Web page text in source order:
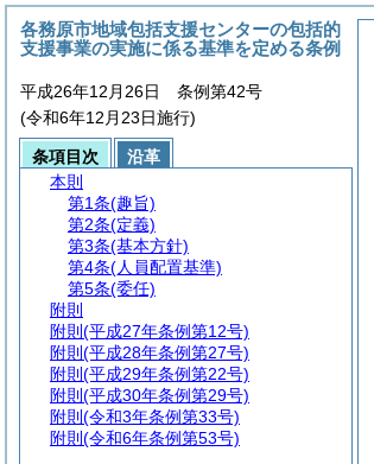
各務原市地域包括支援センターの包括的
支援事業の実施に係る基準を定める条例
平成26年12月26日 条例第42号
(令和6年12月23日施行)
条項目次
沿革
本則
第1条(趣旨)
第2条(定義)
第3条(基本方針)
第4条(人員配置基準)
第5条(委任)
附則
附則 (平成27年条例第12号)
附則 (平成28年条例第27号)
附則 (平成29年条例第22号)
附則 (平成30年条例第29号)
附則 (令和3年条例第33号)
附則 (令和6年条例第53号)